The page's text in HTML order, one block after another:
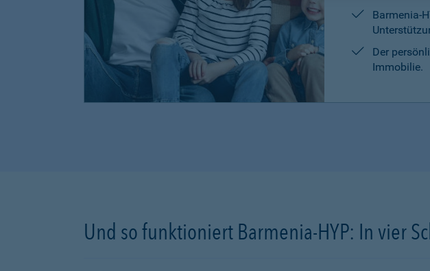
Barmenia-
Der
Immobilie.
Und so funktioniert Barmenia-HYP: In vier